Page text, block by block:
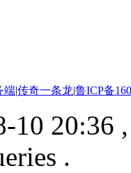
端|传奇一条龙|鲁ICP备
10 20:36
.